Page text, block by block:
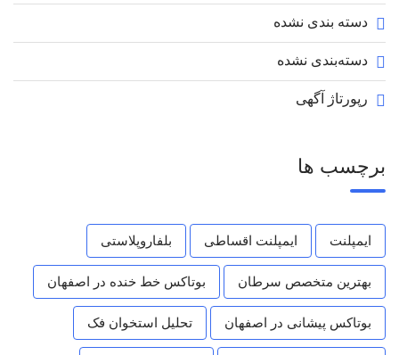
دسته بندی نشده
دسته‌بندی نشده
رپورتاژ آگهی
برچسب ها
ایمپلنت ایمپلنت اقساطی بلفاروپلاستی
بهترین متخصص سرطان بوتاکس خط خنده در اصفهان
بوتاکس پیشانی در اصفهان تحلیل استخوان فک